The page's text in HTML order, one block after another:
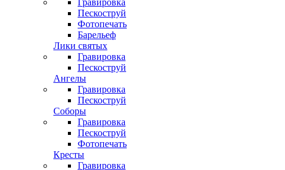
Гравировка
Пескоструй
Фотопечать
Барельеф
Лики святых
Гравировка
Пескоструй
Ангелы
Гравировка
Пескоструй
Соборы
Гравировка
Пескоструй
Фотопечать
Кресты
Гравировка